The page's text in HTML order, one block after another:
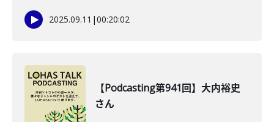
2025.09.11 |00:20:02
【Podcasting第941回】大内裕史
さん